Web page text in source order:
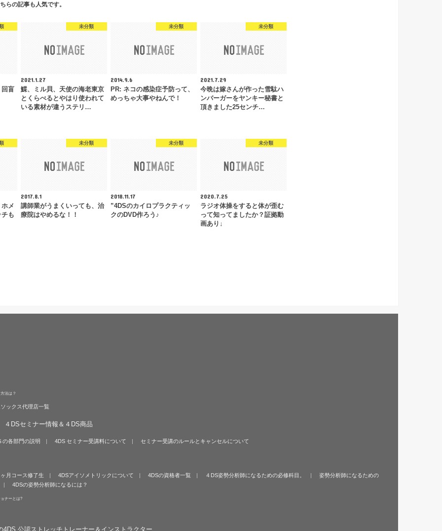
らの記事も人気です。
盲
未分類
2021.1.27
鰈、ミル貝、天使の海老東京
とくらべるとやはり使われて
いる素材が違うステリ…
未分類
2014.9.6
PR: ネコの感染症予防って、
めっちゃ大事やねんで！
未分類
2021.7.29
今晩は嫁さんが作った雪駄ハ
ンバーガーをヤンキー秘書と
頂きました25センチ…
メ
も
未分類
2017.8.1
講師業がうまくいっても、治
療院はやめるな！！
未分類
2018.11.17
”4DSのカイロプラクティッ
クのDVD作ろう♪
未分類
2020.7.25
ラジオ体操をすると体が歪む
って知ってましたか？証拠動
画あり↓
法は？
ックス代理店一覧
４DSセミナー情報＆４DS商品
の各部門の説明 4DS セミナー受講料について セミナー受講のルールとキャンセルについて
月コース修了生 4DSアイソメトリックについて 4DSの資格者一覧 ４DS姿勢分析師になるための必修科目。
姿勢分析師になるための
4DSの姿勢分析師になるには？
ナーとは?
4DS 公認ストレッチトレーナー＆インストラクター